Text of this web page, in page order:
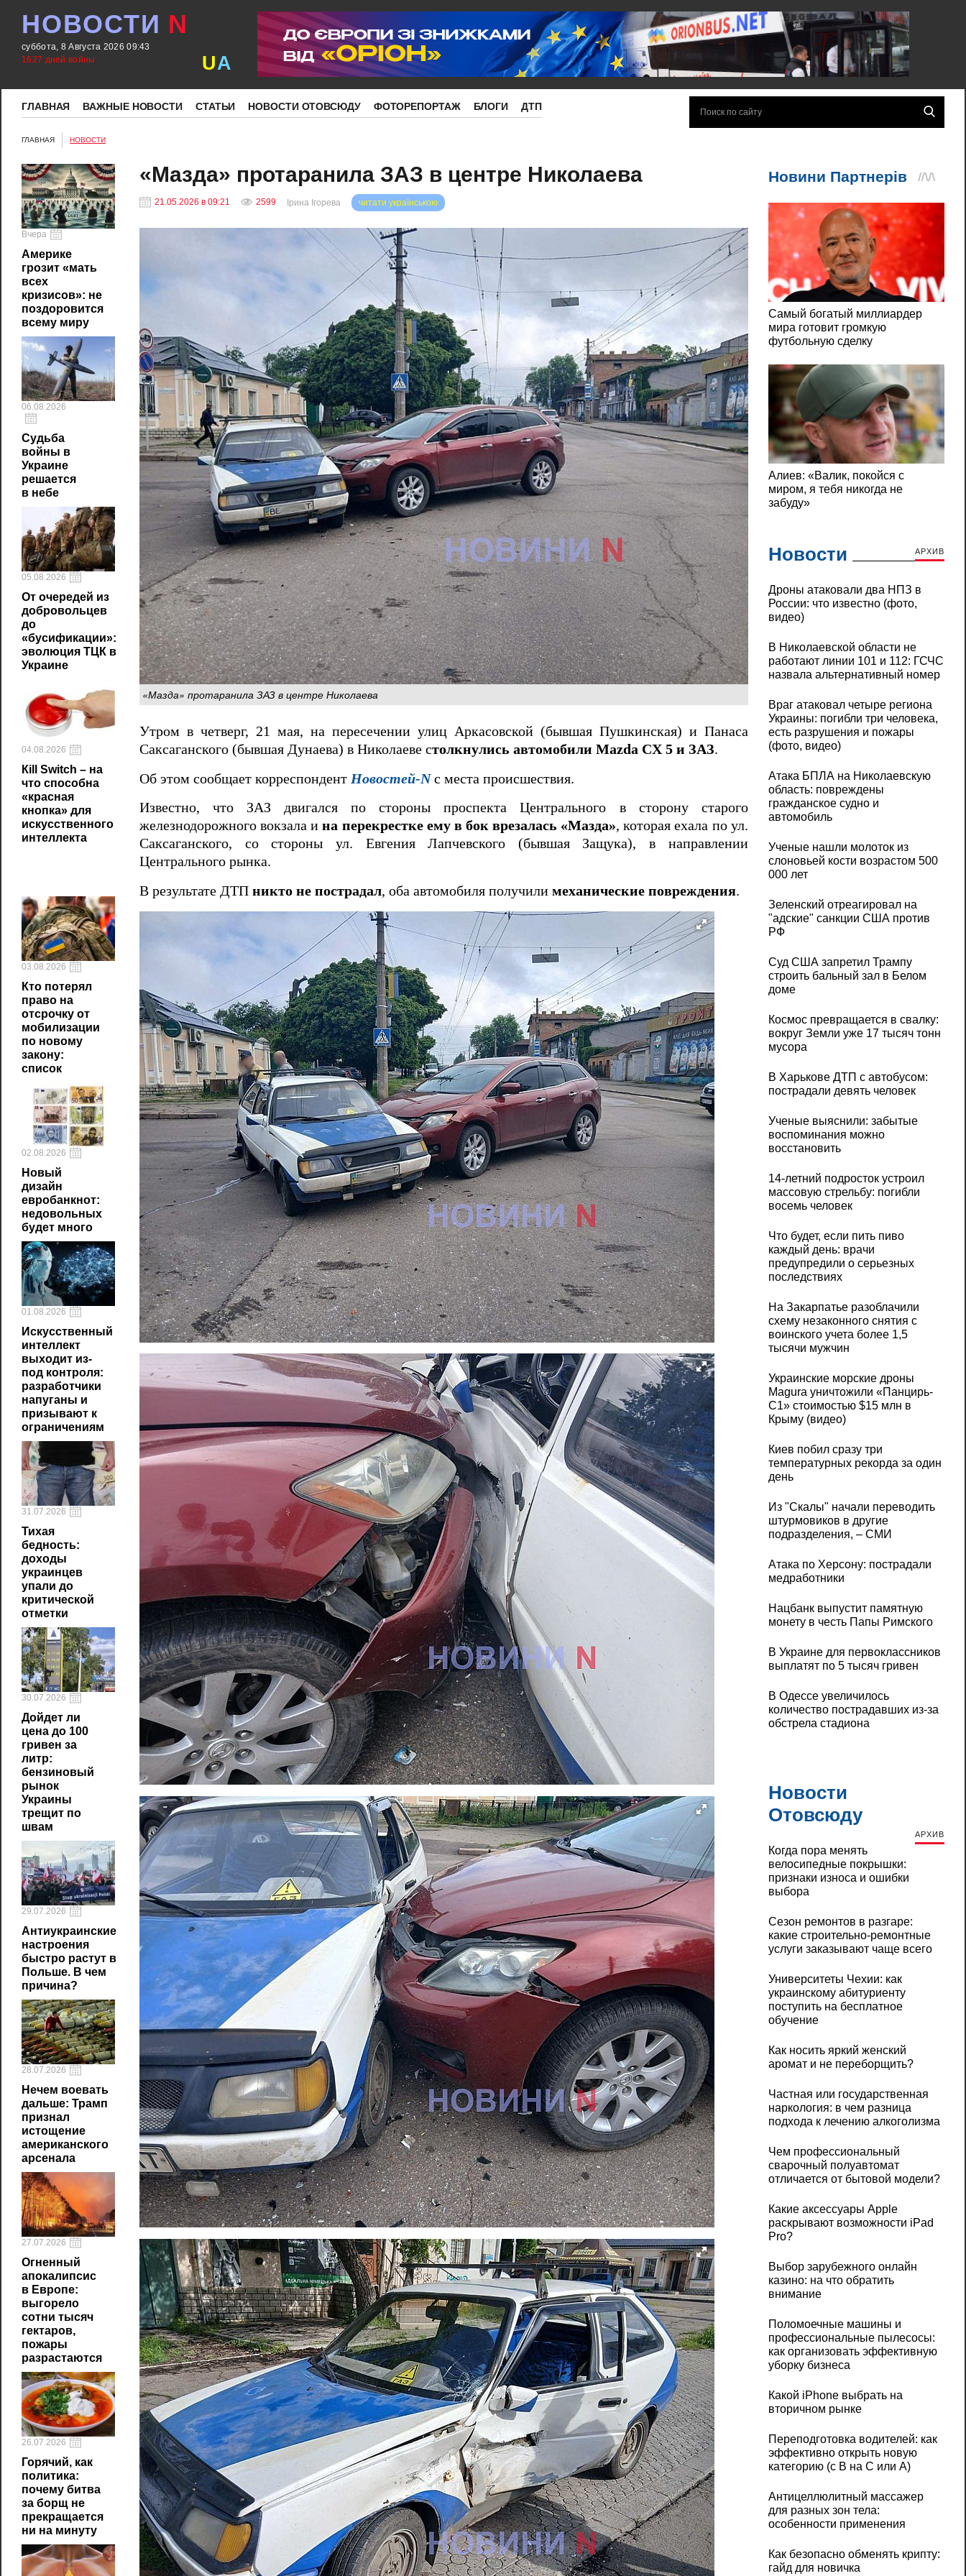
НОВОСТИ N
суббота, 8 Августа 2026 09:43
1627 дней войны
UA
ГЛАВНАЯ ВАЖНЫЕ НОВОСТИ СТАТЬИ НОВОСТИ ОТОВСЮДУ ФОТОРЕПОРТАЖ БЛОГИ ДТП
ГЛАВНАЯ НОВОСТИ
Вчера
Америке
грозит «мать
всех
кризисов»: не
поздоровится
всему миру
06.08.2026
Судьба
войны в
Украине
решается
в небе
05.08.2026
От очередей из
добровольцев
до
«бусификации»:
эволюция ТЦК в
Украине
04.08.2026
Кill Switch – на
что способна
«красная
кнопка» для
искусственного
интеллекта
03.08.2026
Кто потерял
право на
отсрочку от
мобилизации
по новому
закону:
список
02.08.2026
Новый
дизайн
евробанкнот:
недовольных
будет много
01.08.2026
Искусственный
интеллект
выходит из-
под контроля:
разработчики
напуганы и
призывают к
ограничениям
31.07.2026
Тихая
бедность:
доходы
украинцев
упали до
критической
отметки
30.07.2026
Дойдет ли
цена до 100
гривен за
литр:
бензиновый
рынок
Украины
трещит по
швам
29.07.2026
Антиукраинские
настроения
быстро растут в
Польше. В чем
причина?
28.07.2026
Нечем воевать
дальше: Трамп
признал
истощение
американского
арсенала
27.07.2026
Огненный
апокалипсис
в Европе:
выгорело
сотни тысяч
гектаров,
пожары
разрастаются
26.07.2026
Горячий, как
политика:
почему битва
за борщ не
прекращается
ни на минуту
«Мазда» протаранила ЗАЗ в центре Николаева
21.05.2026 в 09:21 2599 читати українською
Ірина Ігорева
«Мазда» протаранила ЗАЗ в центре Николаева
Утром в четверг, 21 мая, на пересечении улиц Аркасовской (бывшая Пушкинская) и Панаса
Саксаганского (бывшая Дунаева) в Николаеве столкнулись автомобили Mazda CX 5 и ЗАЗ.
Об этом сообщает корреспондент Новостей-Nс места происшествия.
Известно, что ЗАЗ двигался по стороны проспекта Центрального в сторону старого
железнодорожного вокзала ина перекрестке ему в бок врезалась «Мазда», которая ехала по ул.
Саксаганского, со стороны ул. Евгения Лапчевского (бывшая Защука), в направлении
Центрального рынка.
В результате ДТП никто не пострадал, оба автомобиля получили механические повреждения.
Новости АРХИВ
Дроны атаковали два НПЗ в
России: что известно (фото,
видео)
В Николаевской области не
работают линии 101 и 112: ГСЧС
назвала альтернативный номер
Враг атаковал четыре региона
Украины: погибли три человека,
есть разрушения и пожары
(фото, видео)
Атака БПЛА на Николаевскую
область: повреждены
гражданское судно и
автомобиль
Ученые нашли молоток из
слоновьей кости возрастом 500
000 лет
Зеленский отреагировал на
"адские" санкции США против
РФ
Суд США запретил Трампу
строить бальный зал в Белом
доме
Космос превращается в свалку:
вокруг Земли уже 17 тысяч тонн
мусора
В Харькове ДТП с автобусом:
пострадали девять человек
Ученые выяснили: забытые
воспоминания можно
восстановить
14-летний подросток устроил
массовую стрельбу: погибли
восемь человек
Что будет, если пить пиво
каждый день: врачи
предупредили о серьезных
последствиях
На Закарпатье разоблачили
схему незаконного снятия с
воинского учета более 1,5
тысячи мужчин
Украинские морские дроны
Magura уничтожили «Панцирь-
С1» стоимостью $15 млн в
Крыму (видео)
Киев побил сразу три
температурных рекорда за один
день
Из "Скалы" начали переводить
штурмовиков в другие
подразделения, – СМИ
Атака по Херсону: пострадали
медработники
Нацбанк выпустит памятную
монету в честь Папы Римского
В Украине для первоклассников
выплатят по 5 тысяч гривен
В Одессе увеличилось
количество пострадавших из-за
обстрела стадиона
Новости
Отовсюду
АРХИВ
Когда пора менять
велосипедные покрышки:
признаки износа и ошибки
выбора
Сезон ремонтов в разгаре:
какие строительно-ремонтные
услуги заказывают чаще всего
Университеты Чехии: как
украинскому абитуриенту
поступить на бесплатное
обучение
Как носить яркий женский
аромат и не переборщить?
Частная или государственная
наркология: в чем разница
подхода к лечению алкоголизма
Чем профессиональный
сварочный полуавтомат
отличается от бытовой модели?
Какие аксессуары Apple
раскрывают возможности iPad
Pro?
Выбор зарубежного онлайн
казино: на что обратить
внимание
Поломоечные машины и
профессиональные пылесосы:
как организовать эффективную
уборку бизнеса
Какой iPhone выбрать на
вторичном рынке
Переподготовка водителей: как
эффективно открыть новую
категорию (с B на C или А)
Антицеллюлитный массажер
для разных зон тела:
особенности применения
Как безопасно обменять крипту:
гайд для новичка